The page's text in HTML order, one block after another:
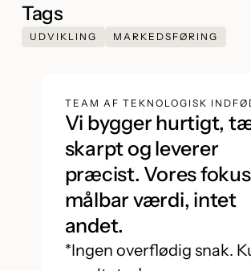
Tags
UDVIKLING MARKEDSFØRING
TEAM AF TEKNOLOGISK
Vi bygger hurtigt,
skarpt og leverer
præcist. Vores
målbar værdi, intet
andet.
*Ingen overflødig snak.